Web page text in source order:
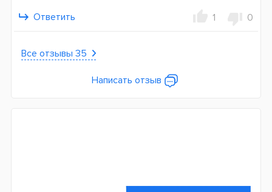
Ответить
1 0
Все отзывы 35
Написать отзыв